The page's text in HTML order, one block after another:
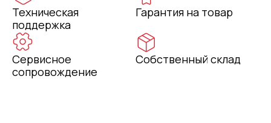
Техническая
поддержка
Гарантия на товар
Сервисное
сопровождение
Собственный склад